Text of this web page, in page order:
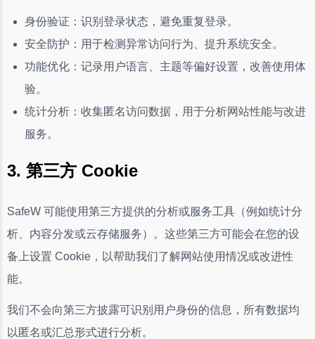
身份验证：识别登录状态，避免重复登录。
安全防护：用于检测异常访问行为、提升系统安全。
功能优化：记录用户语言、主题等偏好设置，改善使用体
验。
统计分析：收集匿名访问数据，用于分析网站性能与改进
服务。
3. 第三方 Cookie
SafeW 可能使用第三方提供的分析或服务工具（例如统计分
析、内容分发或云存储服务）。这些第三方可能会在您的设
备上设置 Cookie，以帮助我们了解网站使用情况或改进性
能。
我们不会向第三方披露可识别用户身份的信息，所有数据均
以匿名或汇总形式进行分析。